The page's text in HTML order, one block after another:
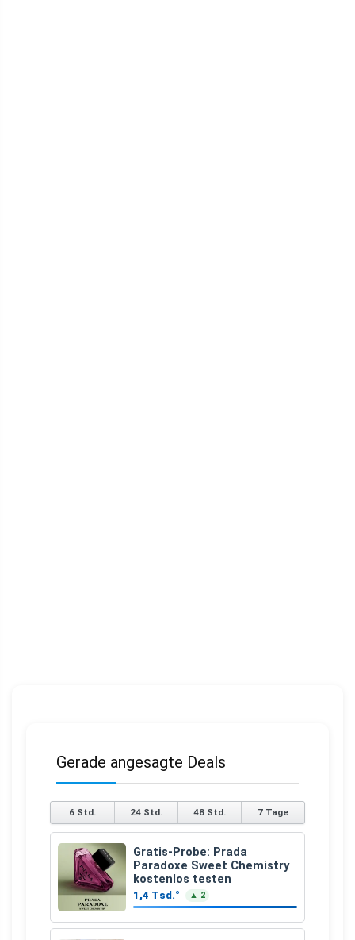
Gerade angesagte Deals
6 Std. 24 Std. 48 Std. 7 Tage
Gratis-Probe: Prada
Paradoxe Sweet Chemistry
kostenlos testen
1,4 Tsd.° ▲ 2